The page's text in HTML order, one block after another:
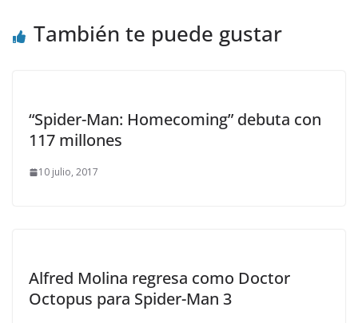
También te puede gustar
“Spider-Man: Homecoming” debuta con
117 millones
10 julio, 2017
Alfred Molina regresa como Doctor
Octopus para Spider-Man 3